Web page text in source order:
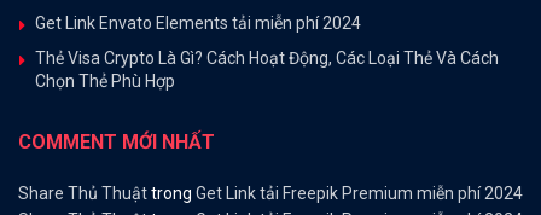
Get Link Envato Elements tải miễn phí 2024
Thẻ Visa Crypto Là Gì? Cách Hoạt Động, Các Loại Thẻ Và Cách
Chọn Thẻ Phù Hợp
COMMENT MỚI NHẤT
Share Thủ Thuậttrong Get Link tải Freepik Premium miễn phí 2024